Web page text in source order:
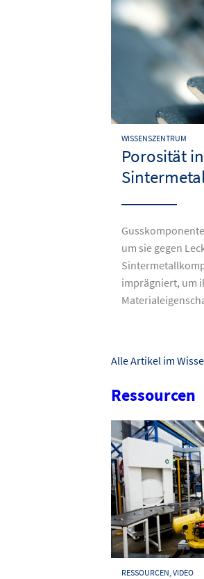
WISSENSZENTRUM
Porosität in
um sie gegen
imprägniert, um
Alle Artikel im
Ressourcen
RESSOURCEN, VIDEO